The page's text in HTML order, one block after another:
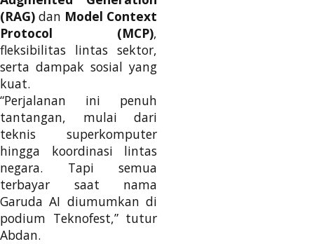
(RAG) dan Model Context
Protocol (MCP),
fleksibilitas lintas sektor,
serta dampak sosial yang
kuat.
“Perjalanan ini penuh
tantangan, mulai dari
teknis superkomputer
hingga koordinasi lintas
negara. Tapi semua
terbayar saat nama
Garuda AI diumumkan di
podium Teknofest,” tutur
Abdan.